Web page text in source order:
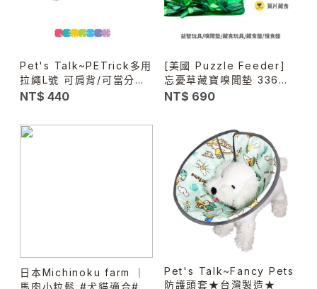
Pet's Talk~PETrick多用
拉繩L號 可肩背/可當分牽
繩.可自由變化長短
NT$ 440
[美國 Puzzle Feeder]
忘憂草藏寶嗅聞墊 336片
葉子 Puzzle Grass -犬
NT$ 690
日本Michinoku farm ｜
Pet's Talk~Fancy Pets
防護頭套★台灣製造★